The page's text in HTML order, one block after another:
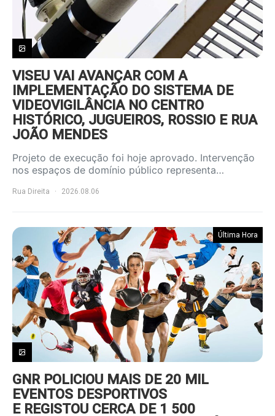
VISEU VAI AVANÇAR COM A
IMPLEMENTAÇÃO DO SISTEMA DE
VIDEOVIGILÂNCIA NO CENTRO
HISTÓRICO, JUGUEIROS, ROSSIO E RUA
JOÃO MENDES
Projeto de execução foi hoje aprovado. Intervenção
nos espaços de domínio público representa…
Rua Direita 2026.08.06
Última Hora
GNR POLICIOU MAIS DE 20 MIL
EVENTOS DESPORTIVOS
E REGISTOU CERCA DE 1 500